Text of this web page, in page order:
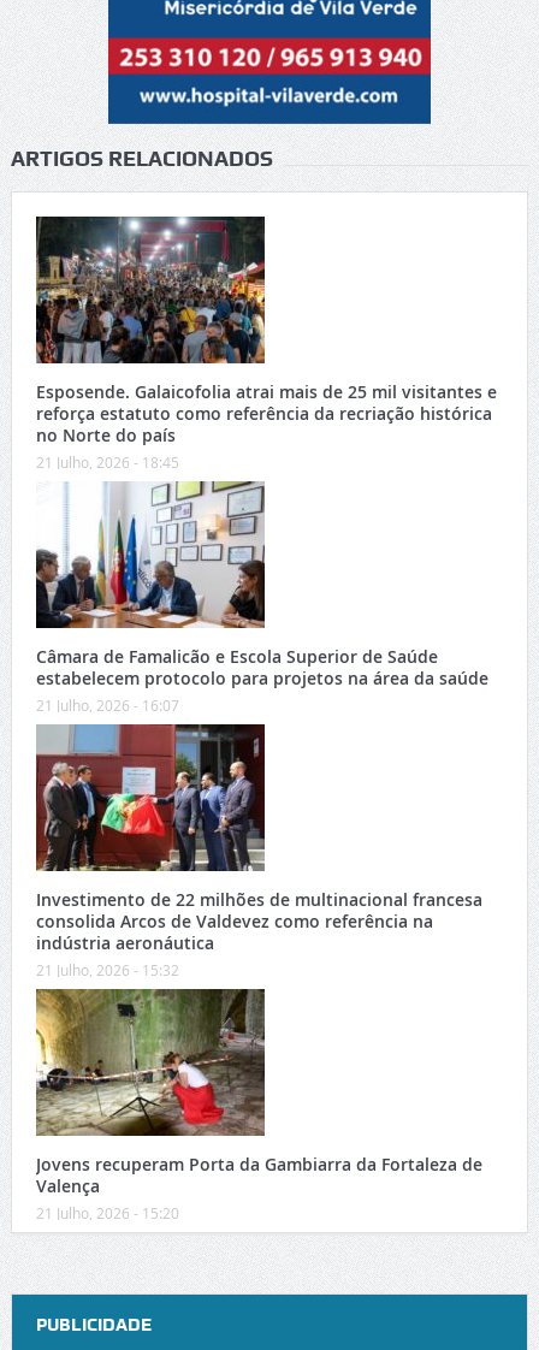
ARTIGOS RELACIONADOS
Esposende. Galaicofolia atrai mais de 25 mil visitantes e
reforça estatuto como referência da recriação histórica
no Norte do país
21 Julho, 2026 - 18:45
Câmara de Famalicão e Escola Superior de Saúde
estabelecem protocolo para projetos na área da saúde
21 Julho, 2026 - 16:07
Investimento de 22 milhões de multinacional francesa
consolida Arcos de Valdevez como referência na
indústria aeronáutica
21 Julho, 2026 - 15:32
Jovens recuperam Porta da Gambiarra da Fortaleza de
Valença
21 Julho, 2026 - 15:20
PUBLICIDADE